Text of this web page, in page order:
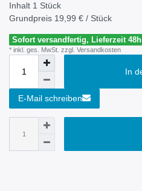
Inhalt 1 Stück
Grundpreis 19,99 € / Stück
Sofort versandfertig, Lieferzeit 48h
* inkl. ges. MwSt. zzgl. Versandkosten
In
E-Mail schreiben